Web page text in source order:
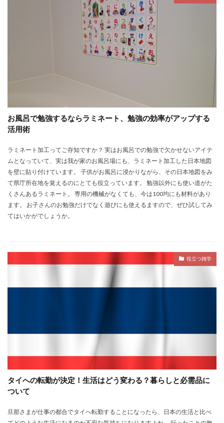
お風呂で勉強するならラミネート、勉強の効率がアップする
活用術
ラミネート加工ってご存知ですか？ 実はお風呂での勉強で欠かせないアイテ
ムとなっていて、実は我が家のお風呂場にも、ラミネート加工した日本地図
を壁に貼り付けています。 子供がお風呂に浸かりながら、その日本地図をみ
て県庁所在地を覚えるのにとても役立っています。 勉強以外にも使い道がた
くさんあるラミネート。 専用の機械がなくても、今は100均にも材料があり
ます。 お子さんのお勉強だけでなく遊びにも使えるますので、ぜひ試してみ
てはいかがでしょうか。
役立つ雑学
タイへの転勤が決定！生活はどう変わる？暮らしと必需品に
ついて
旦那さまが仕事の都合でタイへ転勤することになったら、日本の生活と比べ